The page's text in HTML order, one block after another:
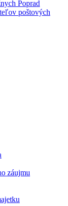
Poprad
poštových
záujmu